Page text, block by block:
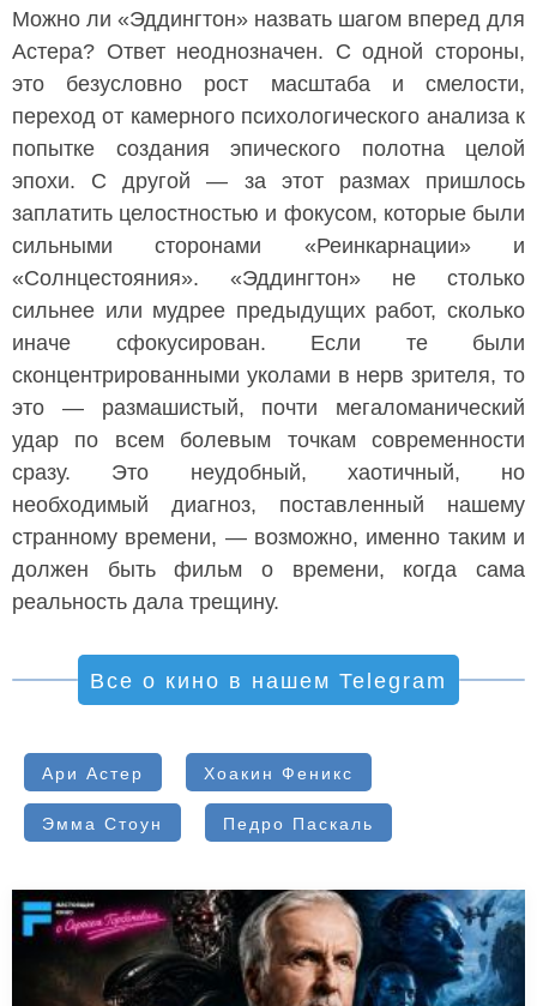
Можно ли «Эддингтон» назвать шагом вперед для
Астера? Ответ неоднозначен. С одной стороны,
это безусловно рост масштаба и смелости,
переход от камерного психологического анализа к
попытке создания эпического полотна целой
эпохи. С другой — за этот размах пришлось
заплатить целостностью и фокусом, которые были
сильными сторонами «Реинкарнации» и
«Солнцестояния». «Эддингтон» не столько
сильнее или мудрее предыдущих работ, сколько
иначе сфокусирован. Если те были
сконцентрированными уколами в нерв зрителя, то
это — размашистый, почти мегаломанический
удар по всем болевым точкам современности
сразу. Это неудобный, хаотичный, но
необходимый диагноз, поставленный нашему
странному времени, — возможно, именно таким и
должен быть фильм о времени, когда сама
реальность дала трещину.
Все о кино в нашем Telegram
Ари Астер Хоакин Феникс
Эмма Стоун Педро Паскаль